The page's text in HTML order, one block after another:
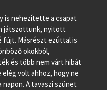
is nehezítette a csapat
játszottunk, nyitott
fújt. Másrészt ezúttal is
okokból,
és több nem várt hibát
volt ahhoz, hogy ne
A tavaszi szünet